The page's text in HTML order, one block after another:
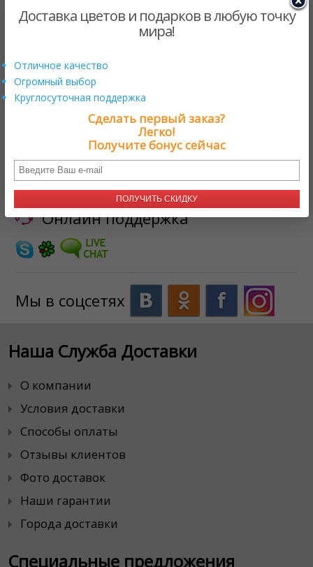
ЗАГРУЗКА
Нужна помощь?
Онлайн поддержка
Мы в соцсетях
Наша Служба Доставки
О компании
Условия доставки
Способы оплаты
Отзывы клиентов
Фото доставок
Наши гарантии
Города доставки
Специальные предложения
Доставка цветов и подарков в любую точку
мира!
Отличное качество
Огромный выбор
Круглосуточная поддержка
Сделать первый заказ?
Легко!
Получите бонус сейчас
ПОЛУЧИТЬ СКИДКУ